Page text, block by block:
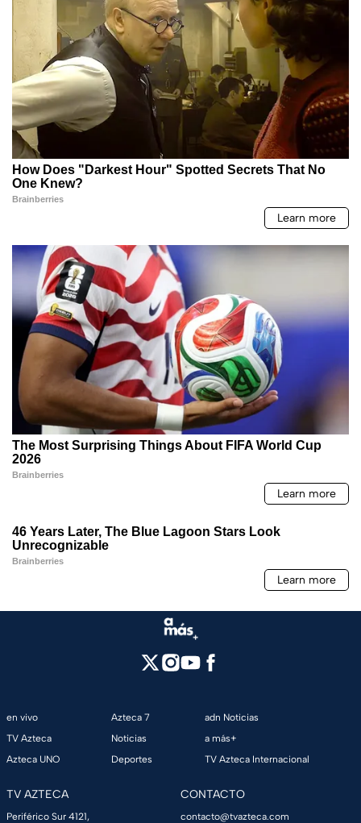
en vivo
TV Azteca
Azteca UNO
Azteca 7
Noticias
Deportes
adn Noticias
a más+
TV Azteca Internacional
TV AZTECA
Periférico Sur 4121,
CONTACTO
contacto@tvazteca.com